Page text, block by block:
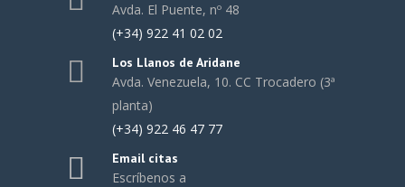
Avda. El Puente, nº 48
(+34) 922 41 02 02
Los Llanos de Aridane
Avda. Venezuela, 10. CC Trocadero (3ª
planta)
(+34) 922 46 47 77
Email citas
Escríbenos a